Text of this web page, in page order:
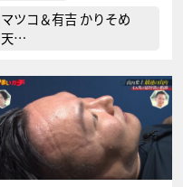
マツコ＆有吉 かりそめ
天…